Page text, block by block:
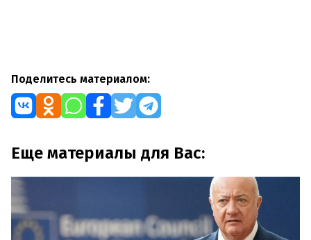
Поделитесь материалом:
Еще материалы для Вас: